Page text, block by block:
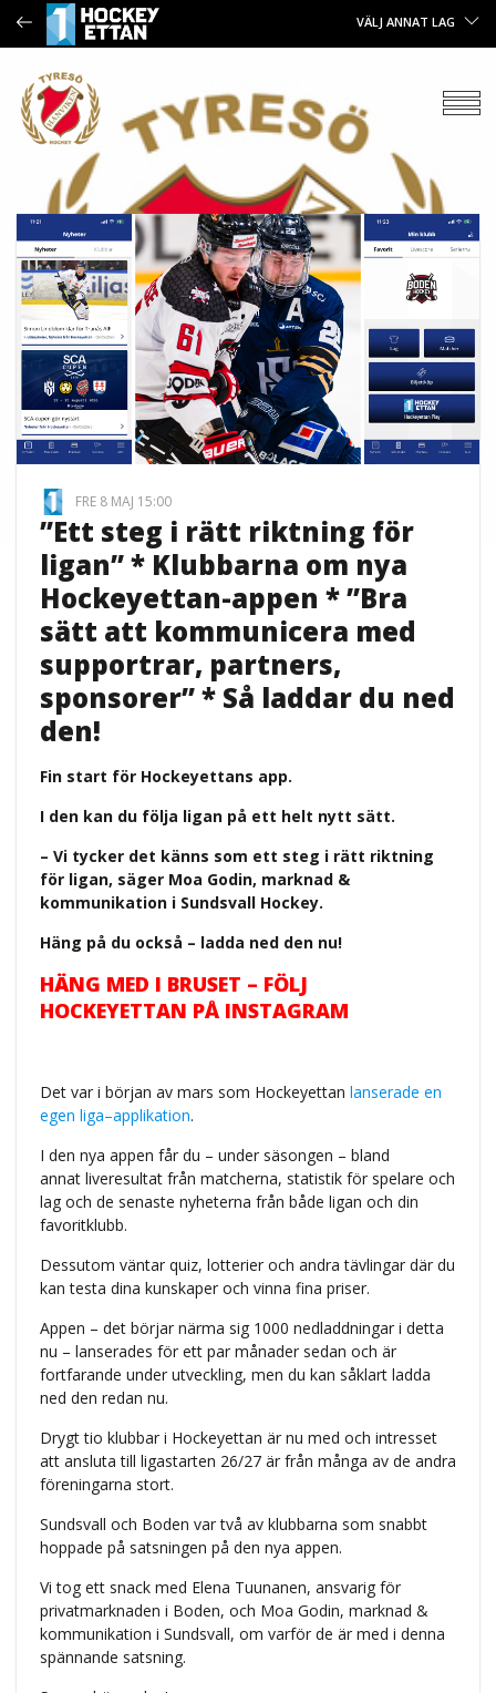
VÄLJ ANNAT LAG
FRE 8 MAJ 15:00
”Ett steg i rätt riktning för
ligan” * Klubbarna om nya
Hockeyettan-appen * ”Bra
sätt att kommunicera med
supportrar, partners,
sponsorer” * Så laddar du ned
den!
Fin start för Hockeyettans app.
I den kan du följa ligan på ett helt nytt sätt.
– Vi tycker det känns som ett steg i rätt riktning
för ligan, säger Moa Godin, marknad &
kommunikation i Sundsvall Hockey.
Häng på du också – ladda ned den nu!
HÄNG MED I BRUSET – FÖLJ
HOCKEYETTAN PÅ INSTAGRAM
Det var i början av mars som Hockeyettan lanserade en
egen liga–applikation.
I den nya appen får du – under säsongen – bland
annat liveresultat från matcherna, statistik för spelare och
lag och de senaste nyheterna från både ligan och din
favoritklubb.
Dessutom väntar quiz, lotterier och andra tävlingar där du
kan testa dina kunskaper och vinna fina priser.
Appen – det börjar närma sig 1000 nedladdningar i detta
nu – lanserades för ett par månader sedan och är
fortfarande under utveckling, men du kan såklart ladda
ned den redan nu.
Drygt tio klubbar i Hockeyettan är nu med och intresset
att ansluta till ligastarten 26/27 är från många av de andra
föreningarna stort.
Sundsvall och Boden var två av klubbarna som snabbt
hoppade på satsningen på den nya appen.
Vi tog ett snack med Elena Tuunanen, ansvarig för
privatmarknaden i Boden, och Moa Godin, marknad &
kommunikation i Sundsvall, om varför de är med i denna
spännande satsning.